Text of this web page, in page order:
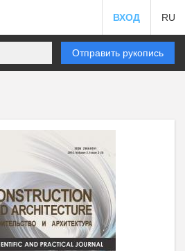
ВХОД RU
Отправить рукопись